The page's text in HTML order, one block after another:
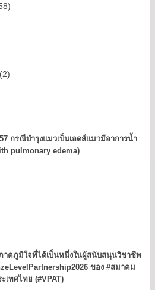
กรณีบำรุงแมวเป็นเอดส์แมวมีอาการน้ำ
pulmonary edema)
าคภูมิใจที่ได้เป็นหนึ่งในผู้สนับสนุนวิชาชีพ
ของ #สมาคม
เทศไทย (#VPAT)